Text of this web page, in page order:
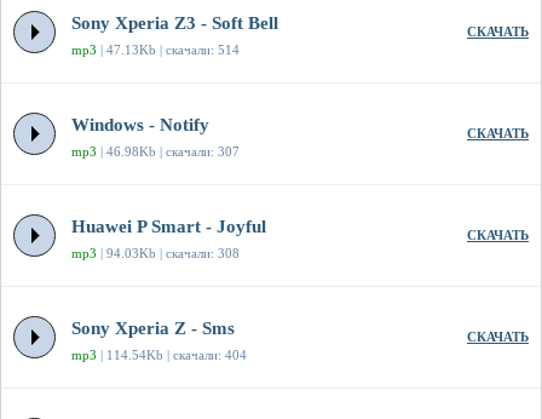
Sony Xperia Z3 - Soft Bell
mp3 | 47.13Kb | скачали: 514
СКАЧАТЬ
Windows - Notify
mp3 | 46.98Kb | скачали: 307
СКАЧАТЬ
Huawei P Smart - Joyful
mp3 | 94.03Kb | скачали: 308
СКАЧАТЬ
Sony Xperia Z - Sms
mp3 | 114.54Kb | скачали: 404
СКАЧАТЬ